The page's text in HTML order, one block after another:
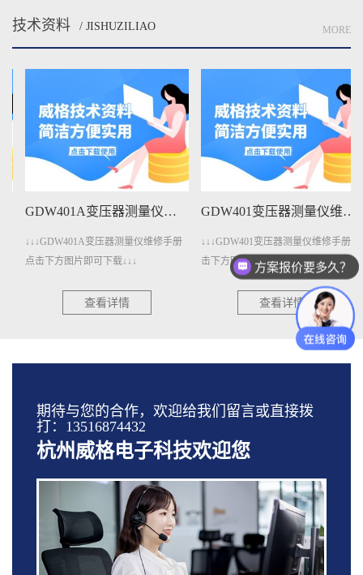
技术资料 / JISHUZILIAO MORE
GDW401A变压器测量仪维修手册下载
↓↓↓GDW401A变压器测量仪维修手册
点击下方图片即可下载↓↓↓
查看详情
GDW401变压器测量仪维修手册下载
↓↓↓GDW401变压器测量仪维修手册点
击下方图片即可下载↓↓↓
查看详情
期待与您的合作，欢迎给我们留言或直接拨
打：13516874432
杭州威格电子科技欢迎您
方案报价要多久？